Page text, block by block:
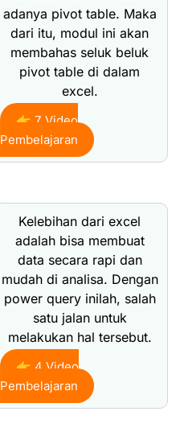
adanya pivot table. Maka
dari itu, modul ini akan
membahas seluk beluk
pivot table di dalam
excel.
👉 7 Video
Pembelajaran
Kelebihan dari excel
adalah bisa membuat
data secara rapi dan
mudah di analisa. Dengan
power query inilah, salah
satu jalan untuk
melakukan hal tersebut.
👉 4 Video
Pembelajaran